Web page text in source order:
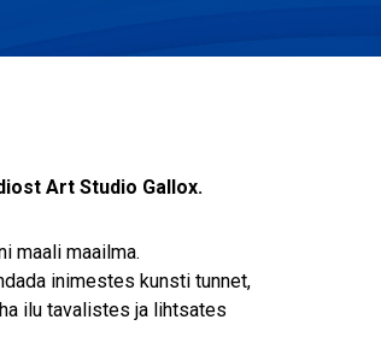
Art Studio Gallox.
maali maailma.
inimestes kunsti tunnet,
ilu tavalistes ja lihtsates